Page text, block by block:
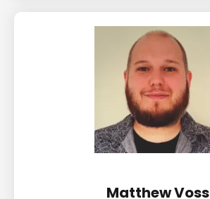
Matthew Voss